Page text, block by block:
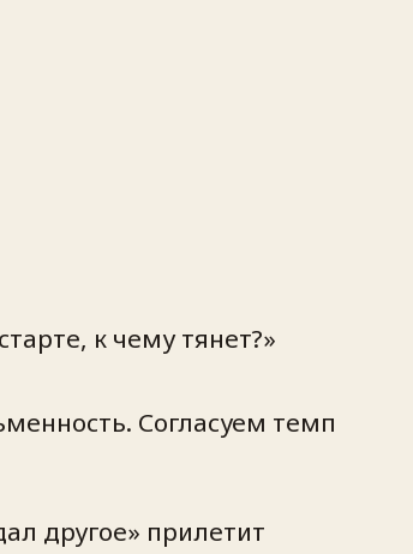
к чему тянет?»
Согласуем темп
другое» прилетит